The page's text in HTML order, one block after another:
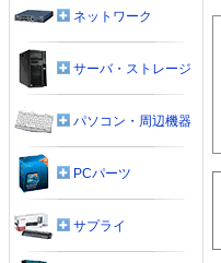
ネットワーク
サーバ・ストレージ
パソコン・周辺機器
PCパーツ
サプライ